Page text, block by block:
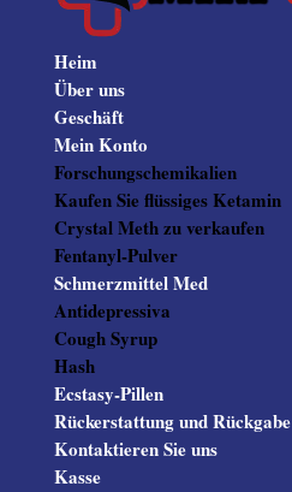
Heim
Über uns
Geschäft
Mein Konto
Forschungschemikalien
Kaufen Sie flüssiges Ketamin
Crystal Meth zu verkaufen
Fentanyl-Pulver
Schmerzmittel Med
Antidepressiva
Cough Syrup
Hash
Ecstasy-Pillen
Rückerstattung und Rückgabe
Kontaktieren Sie uns
Kasse